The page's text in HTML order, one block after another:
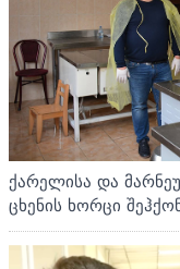
ქარელისა და
ცხენის ხორცი